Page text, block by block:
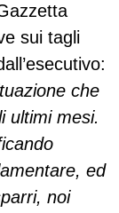
sui tagli
che
ultimi mesi.
ed
noi